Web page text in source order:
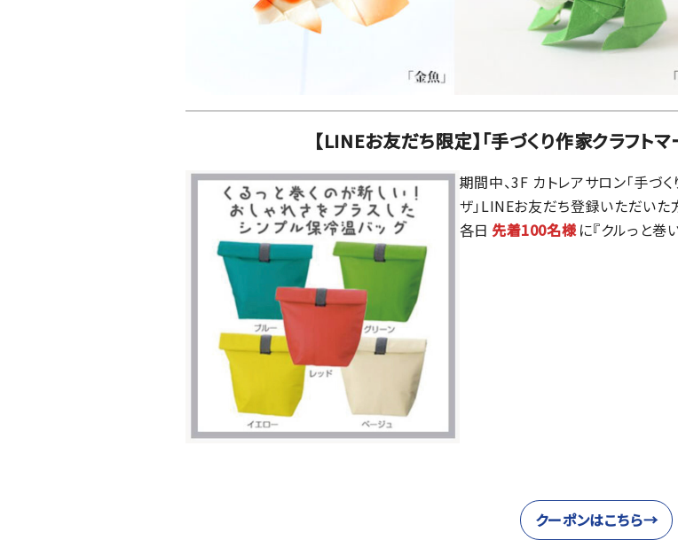
【LINEお友だち限定】「手づくり作家クラフト
期間中、3F カトレアサロン「手づ
ザ」LINEお友だち登録いただいた
各日 先着100名様に『クルっと巻
クーポンはこちら→